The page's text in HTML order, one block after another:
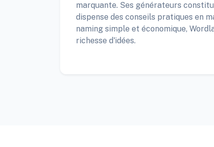
marquante. Ses générateurs
dispense des conseils pratiques en
naming simple et économique,
richesse d'idées.